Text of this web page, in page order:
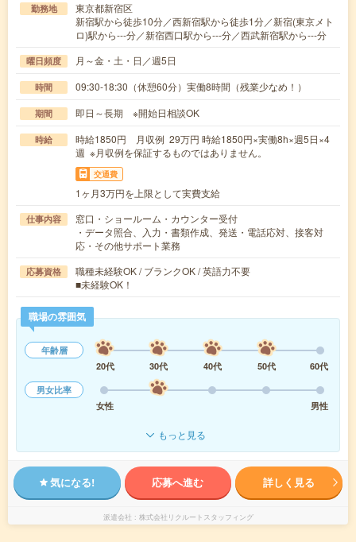
勤務地
東京都新宿区
新宿駅から徒歩10分／西新宿駅から徒歩1分／新宿(東京メト
ロ)駅から---分／新宿西口駅から---分／西武新宿駅から---分
曜日頻度 月～金・土・日／週5日
時間 09:30-18:30（休憩60分）実働8時間（残業少なめ！）
期間 即日～長期 ※開始日相談OK
時給
時給1850円 月収例 29万円 時給1850円×実働8h×週5日×4
週 ※月収例を保証するものではありません。
交通費
1ヶ月3万円を上限として実費支給
仕事内容
窓口・ショールーム・カウンター受付
・データ照合、入力・書類作成、発送・電話応対、接客対
応・その他サポート業務
応募資格
職種未経験OK / ブランクOK / 英語力不要
■未経験OK！
職場の雰囲気
年齢層
20代
30代 40代 50代
60代
男女比率
女性
男性
もっと見る
気になる! 応募へ進む 詳しく見る
派遣会社 株式会社リクルートスタッフィング